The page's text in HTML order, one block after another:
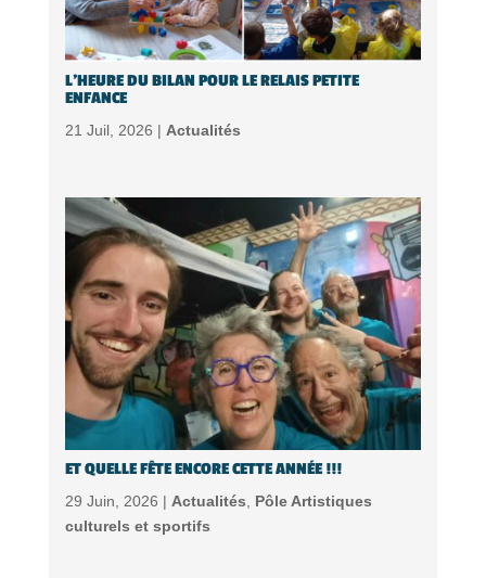
L’HEURE DU BILAN POUR LE RELAIS PETITE
ENFANCE
21 Juil, 2026 | Actualités
ET QUELLE FÊTE ENCORE CETTE ANNÉE !!!
29 Juin, 2026 | Actualités, Pôle Artistiques
culturels et sportifs